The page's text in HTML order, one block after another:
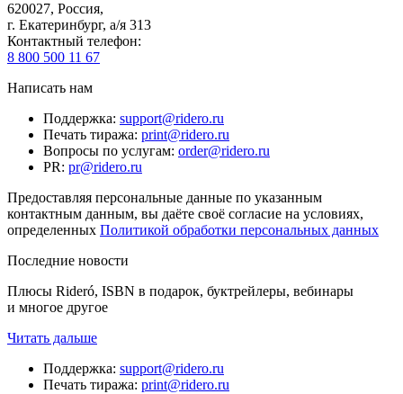
620027, Россия,
г. Екатеринбург, а/я 313
Контактный телефон:
8 800 500 11 67
Написать нам
Поддержка: support@ridero.ru
Печать тиража: print@ridero.ru
Вопросы по услугам: order@ridero.ru
PR: pr@ridero.ru
Предоставляя персональные данные по указанным
контактным данным, вы даёте своё согласие на условиях,
определенных Политикой обработки персональных данных
Последние новости
Плюсы Rideró, ISBN в подарок, буктрейлеры, вебинары
и многое другое
Читать дальше
Поддержка: support@ridero.ru
Печать тиража: print@ridero.ru